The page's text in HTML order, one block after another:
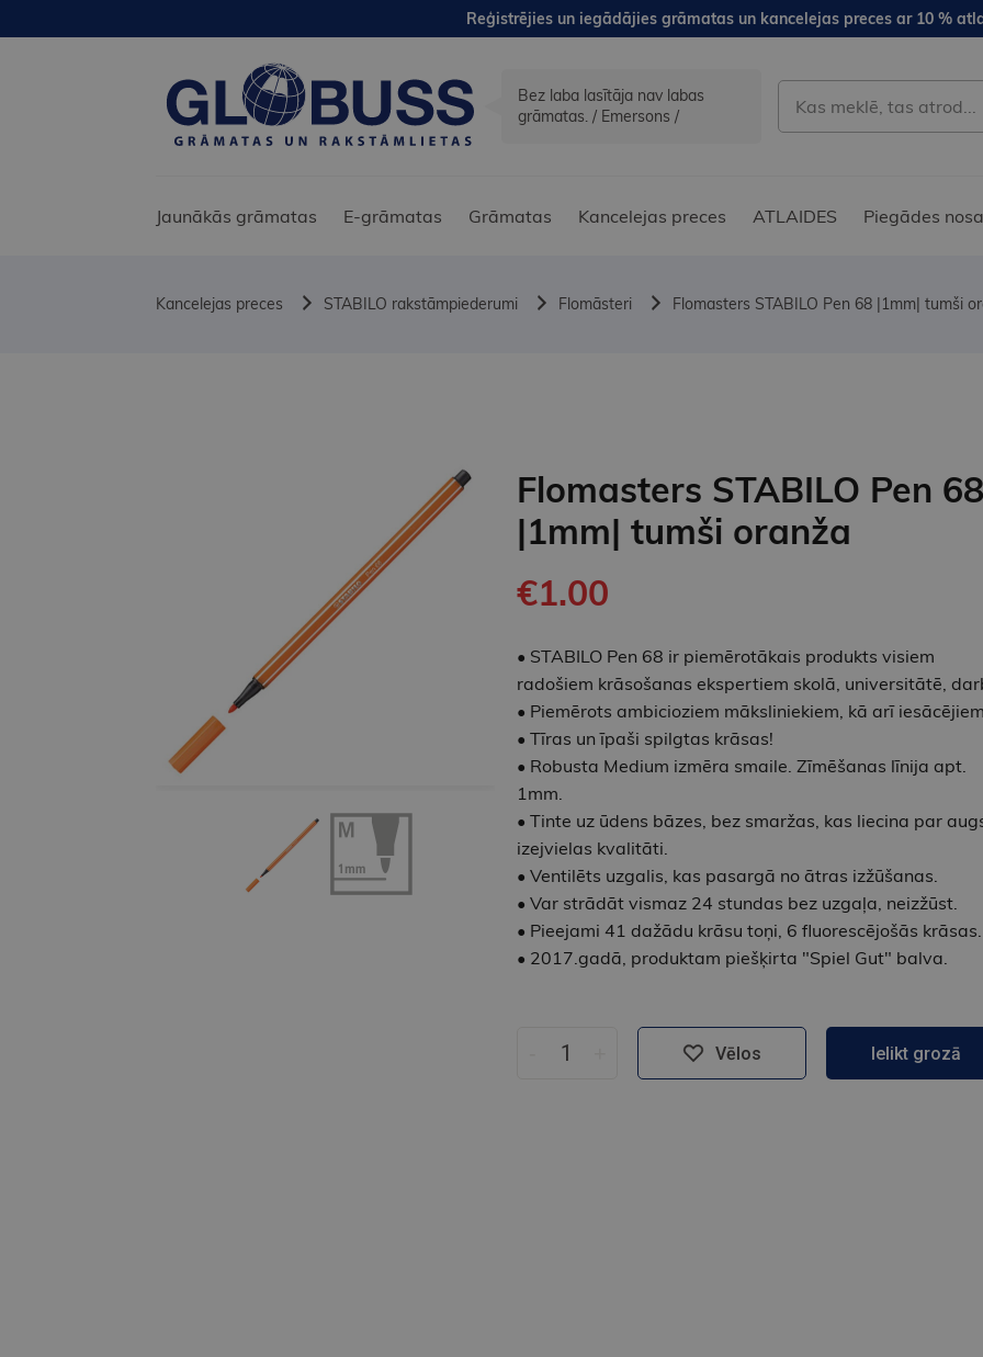
Reģistrējies un iegādājies grāmatas un kancelejas preces ar 10 %
Bez laba lasītāja nav labas
grāmatas. / Emersons /
Jaunākās grāmatas E-grāmatas Grāmatas Kancelejas preces ATLAIDES Piegādes
Kancelejas preces STABILO rakstāmpiederumi Flomāsteri Flomasters STABILO Pen 68 |1mm| tumši
Flomasters STABILO Pen 68
|1mm| tumši oranža
€1.00
• STABILO Pen 68 ir piemērotākais produkts visiem
radošiem krāsošanas ekspertiem skolā, universitātē,
• Piemērots ambicioziem māksliniekiem, kā arī
• Tīras un īpaši spilgtas krāsas!
• Robusta Medium izmēra smaile. Zīmēšanas līnija apt.
1mm.
• Tinte uz ūdens bāzes, bez smaržas, kas liecina par
izejvielas kvalitāti.
• Ventilēts uzgalis, kas pasargā no ātras izžūšanas.
• Var strādāt vismaz 24 stundas bez uzgaļa, neizžūst.
• Pieejami 41 dažādu krāsu toņi, 6 fluorescējošās krāsas.
• 2017.gadā, produktam piešķirta "Spiel Gut" balva.
Vēlos Ielikt grozā